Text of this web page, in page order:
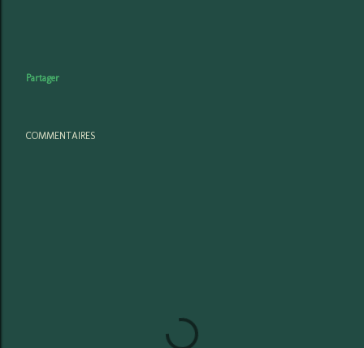
Partager
COMMENTAIRES